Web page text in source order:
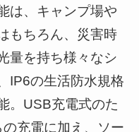
は、キャンプ場や
もちろん、災害時
量を持ち様々なシ
IP6の生活防水規格
。USB充電式のた
充電に加え、ソー